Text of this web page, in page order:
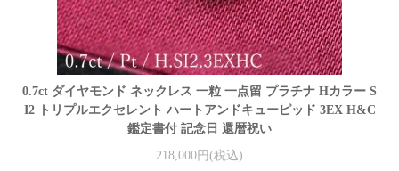
0.7ct ダイヤモンド ネックレス 一粒 一点留 プラチナ Hカラー S
I2 トリプルエクセレント ハートアンドキューピッド 3EX H&C
鑑定書付 記念日 還暦祝い
218,000円(税込)